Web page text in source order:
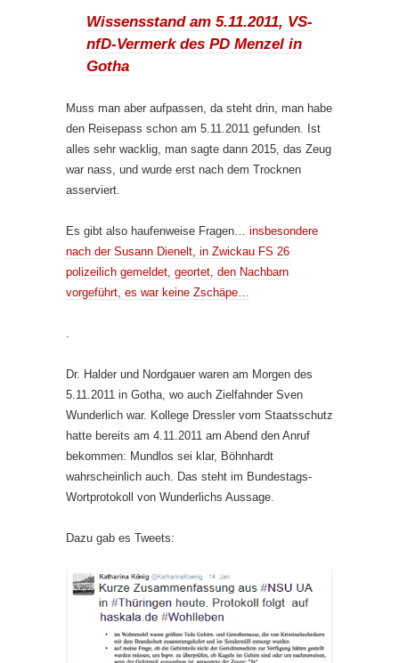
Wissensstand am 5.11.2011, VS-
nfD-Vermerk des PD Menzel in
Gotha
Muss man aber aufpassen, da steht drin, man habe
den Reisepass schon am 5.11.2011 gefunden. Ist
alles sehr wacklig, man sagte dann 2015, das Zeug
war nass, und wurde erst nach dem Trocknen
asserviert.
Es gibt also haufenweise Fragen… insbesondere
nach der Susann Dienelt, in Zwickau FS 26
polizeilich gemeldet, geortet, den Nachbarn
vorgeführt, es war keine Zschäpe…
.
Dr. Halder und Nordgauer waren am Morgen des
5.11.2011 in Gotha, wo auch Zielfahnder Sven
Wunderlich war. Kollege Dressler vom Staatsschutz
hatte bereits am 4.11.2011 am Abend den Anruf
bekommen: Mundlos sei klar, Böhnhardt
wahrscheinlich auch. Das steht im Bundestags-
Wortprotokoll von Wunderlichs Aussage.
Dazu gab es Tweets: